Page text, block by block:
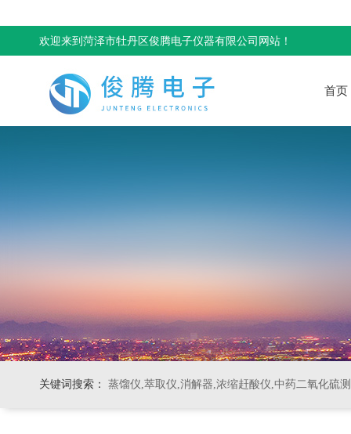
欢迎来到菏泽市牡丹区俊腾电子仪器有限公司网站！
首页
关键词搜索： 蒸馏仪,萃取仪,消解器,浓缩赶酸仪,中药二氧化硫